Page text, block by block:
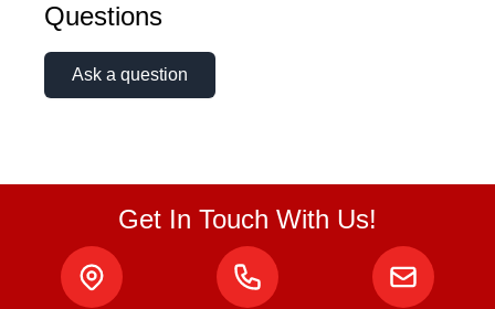
Questions
Ask a question
Get In Touch With Us!